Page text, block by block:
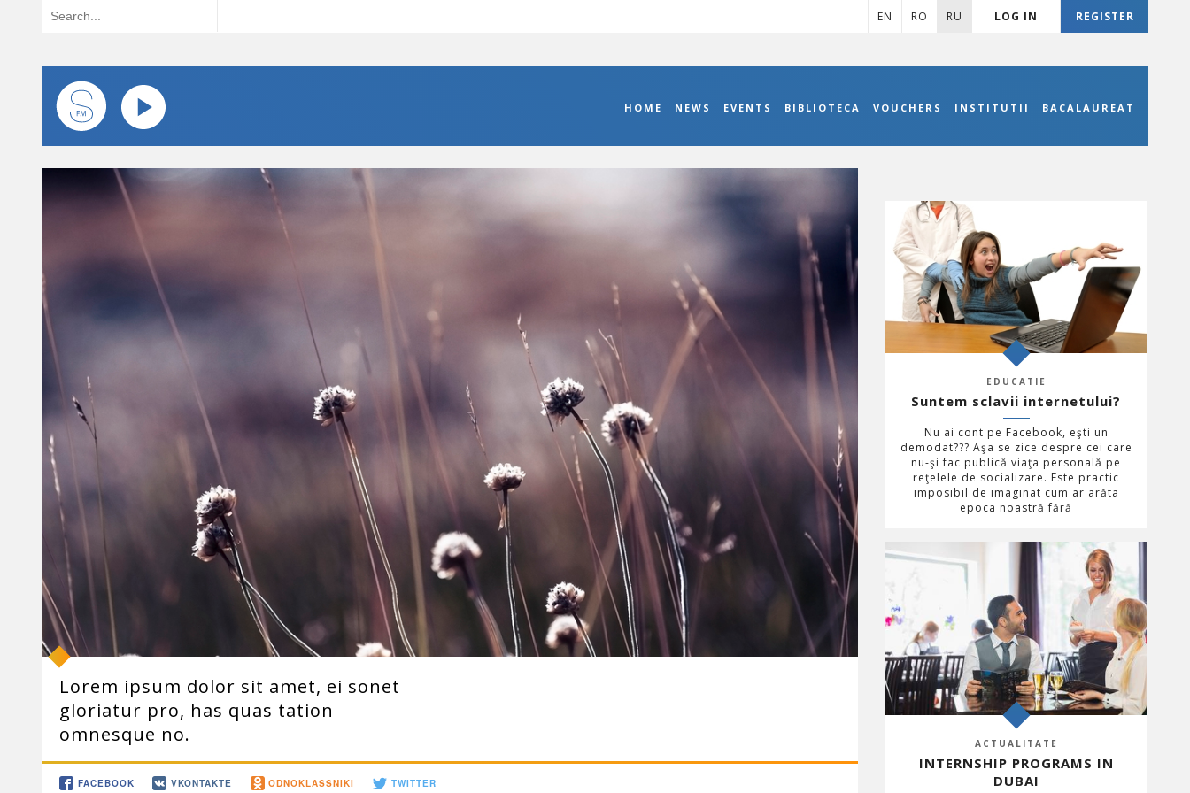
LOG IN REGISTER
EN RO RU
HOME NEWS EVENTS BIBLIOTECA VOUCHERS INSTITUTII BACALAUREAT
Lorem ipsum dolor sit amet, ei sonet
gloriatur pro, has quas tation
omnesque no.
FACEBOOK VKONTAKTE ODNOKLASSNIKI TWITTER
EDUCATIE
Suntem sclavii internetului?
Nu ai cont pe Facebook, eşti un
demodat??? Aşa se zice despre cei care
nu-şi fac publică viaţa personală pe
reţelele de socializare. Este practic
imposibil de imaginat cum ar arăta
epoca noastră fără
ACTUALITATE
INTERNSHIP PROGRAMS IN
DUBAI